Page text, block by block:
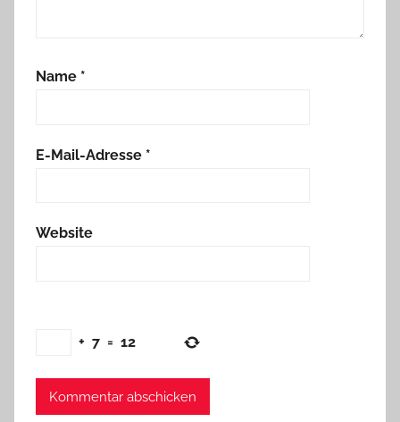
Name *
E-Mail-Adresse *
Website
+ 7 = 12